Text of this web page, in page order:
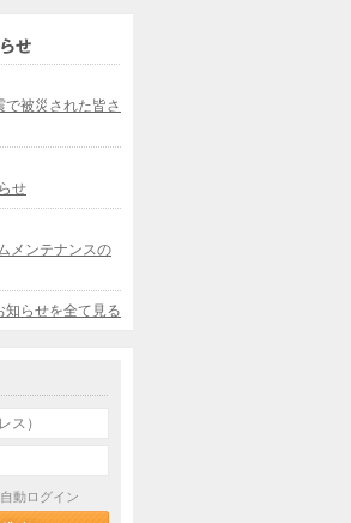
被災された皆さ
せ
メンテナンスの
知らせを全て見る
動ログイン